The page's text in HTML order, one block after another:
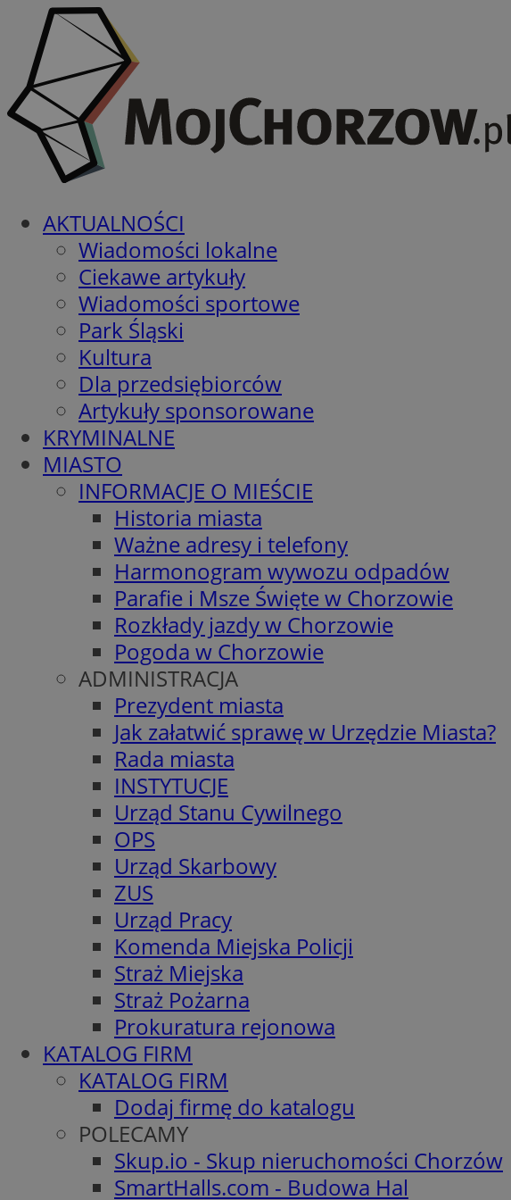
AKTUALNOŚCI
Wiadomości lokalne
Ciekawe artykuły
Wiadomości sportowe
Park Śląski
Kultura
Dla przedsiębiorców
Artykuły sponsorowane
KRYMINALNE
MIASTO
INFORMACJE O MIEŚCIE
Historia miasta
Ważne adresy i telefony
Harmonogram wywozu odpadów
Parafie i Msze Święte w Chorzowie
Rozkłady jazdy w Chorzowie
Pogoda w Chorzowie
ADMINISTRACJA
Prezydent miasta
Jak załatwić sprawę w Urzędzie Miasta?
Rada miasta
INSTYTUCJE
Urząd Stanu Cywilnego
OPS
Urząd Skarbowy
ZUS
Urząd Pracy
Komenda Miejska Policji
Straż Miejska
Straż Pożarna
Prokuratura rejonowa
KATALOG FIRM
KATALOG FIRM
Dodaj firmę do katalogu
POLECAMY
Skup.io - Skup nieruchomości Chorzów
SmartHalls.com - Budowa Hal